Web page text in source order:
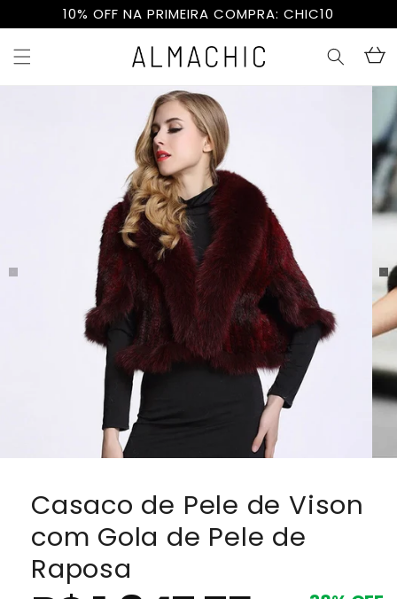
para o10% OFF NA PRIMEIRA COMPRA: CHIC10
Casaco de Pele de Vison
com Gola de Pele de
Raposa